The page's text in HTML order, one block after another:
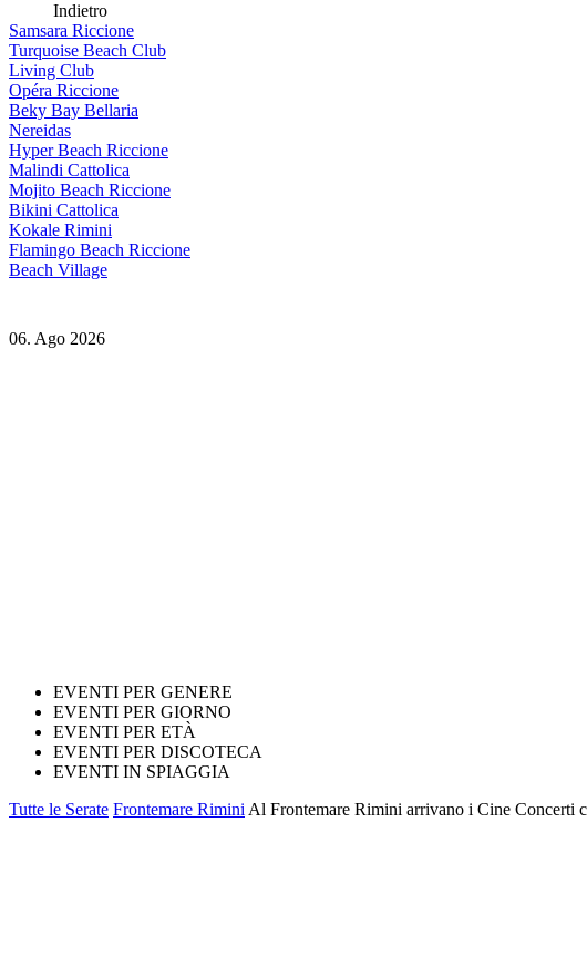
Indietro
Samsara Riccione
Turquoise Beach Club
Living Club
Opéra Riccione
Beky Bay Bellaria
Nereidas
Hyper Beach Riccione
Malindi Cattolica
Mojito Beach Riccione
Bikini Cattolica
Kokale Rimini
Flamingo Beach Riccione
Beach Village
06. Ago 2026
EVENTI PER GENERE
EVENTI PER GIORNO
EVENTI PER ETÀ
EVENTI PER DISCOTECA
EVENTI IN SPIAGGIA
Tutte le Serate Frontemare Rimini Al Frontemare Rimini arrivano i Cine Concerti